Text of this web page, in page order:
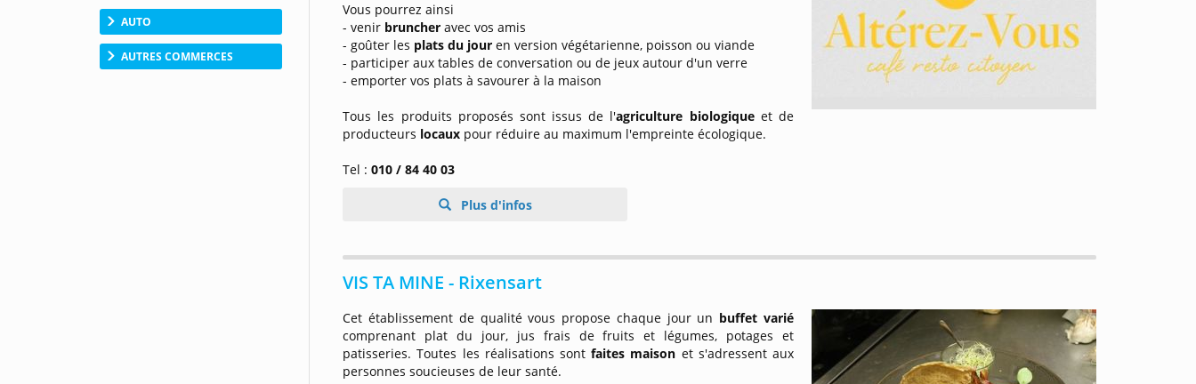
AUTO
AUTRES COMMERCES
Vous pourrez ainsi
- venir bruncher avec vos amis
- goûter les plats du jour en version végétarienne, poisson ou viande
- participer aux tables de conversation ou de jeux autour d'un verre
- emporter vos plats à savourer à la maison
Tous les produits proposés sont issus de l'agriculture biologiqueet de
producteurs locaux pour réduire au maximum l'empreinte écologique.
Tel :010 / 84 40 03
Plus d'infos
VIS TA MINE - Rixensart
Cet établissement de qualité vous propose chaque jour un buffet varié
comprenant plat du jour, jus frais de fruits et légumes, potages et
patisseries. Toutes les réalisations sontfaites maison et s'adressent aux
personnes soucieuses de leur santé.